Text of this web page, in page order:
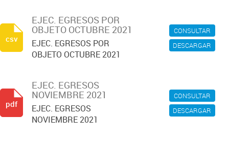
CONSULTAR
DESCARGAR
EJEC. EGRESOS POR
OBJETO OCTUBRE 2021
EJEC. EGRESOS POR
OBJETO OCTUBRE 2021
csv
CONSULTAR
DESCARGAR
EJEC. EGRESOS
NOVIEMBRE 2021
EJEC. EGRESOS
NOVIEMBRE 2021
pdf